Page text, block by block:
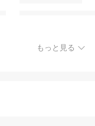
もっと見る